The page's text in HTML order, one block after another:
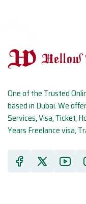
One of the Trusted
based in Dubai. We
Services, Visa, Ticket,
Years Freelance visa,